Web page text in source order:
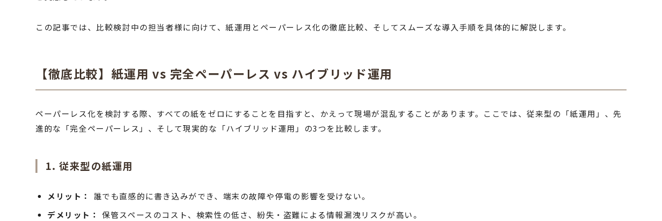
この記事では、比較検討中の担当者様に向けて、紙運用とペーパーレス化の徹底比較、そしてスムーズな導入手順を具体的に解説します。
【徹底比較】紙運用 vs 完全ペーパーレス vs ハイブリッド運用
ペーパーレス化を検討する際、すべての紙をゼロにすることを目指すと、かえって現場が混乱することがあります。ここでは、従来型の「紙運用」、先
進的な「完全ペーパーレス」、そして現実的な「ハイブリッド運用」の3つを比較します。
1. 従来型の紙運用
メリット：
誰でも直感的に書き込みができ、端末の故障や停電の影響を受けない。
デメリット： 保管スペースのコスト、検索性の低さ、紛失・盗難による情報漏洩リスクが高い。